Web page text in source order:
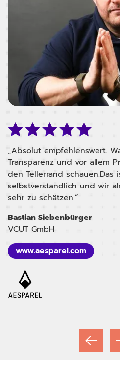
„Absolut empfehlenswert.
Transparenz und vor allem
den Tellerrand schauen.Das
selbstverständlich und wir
sehr zu schätzen.“
Bastian Siebenbürger
VCUT GmbH
www.aesparel.com